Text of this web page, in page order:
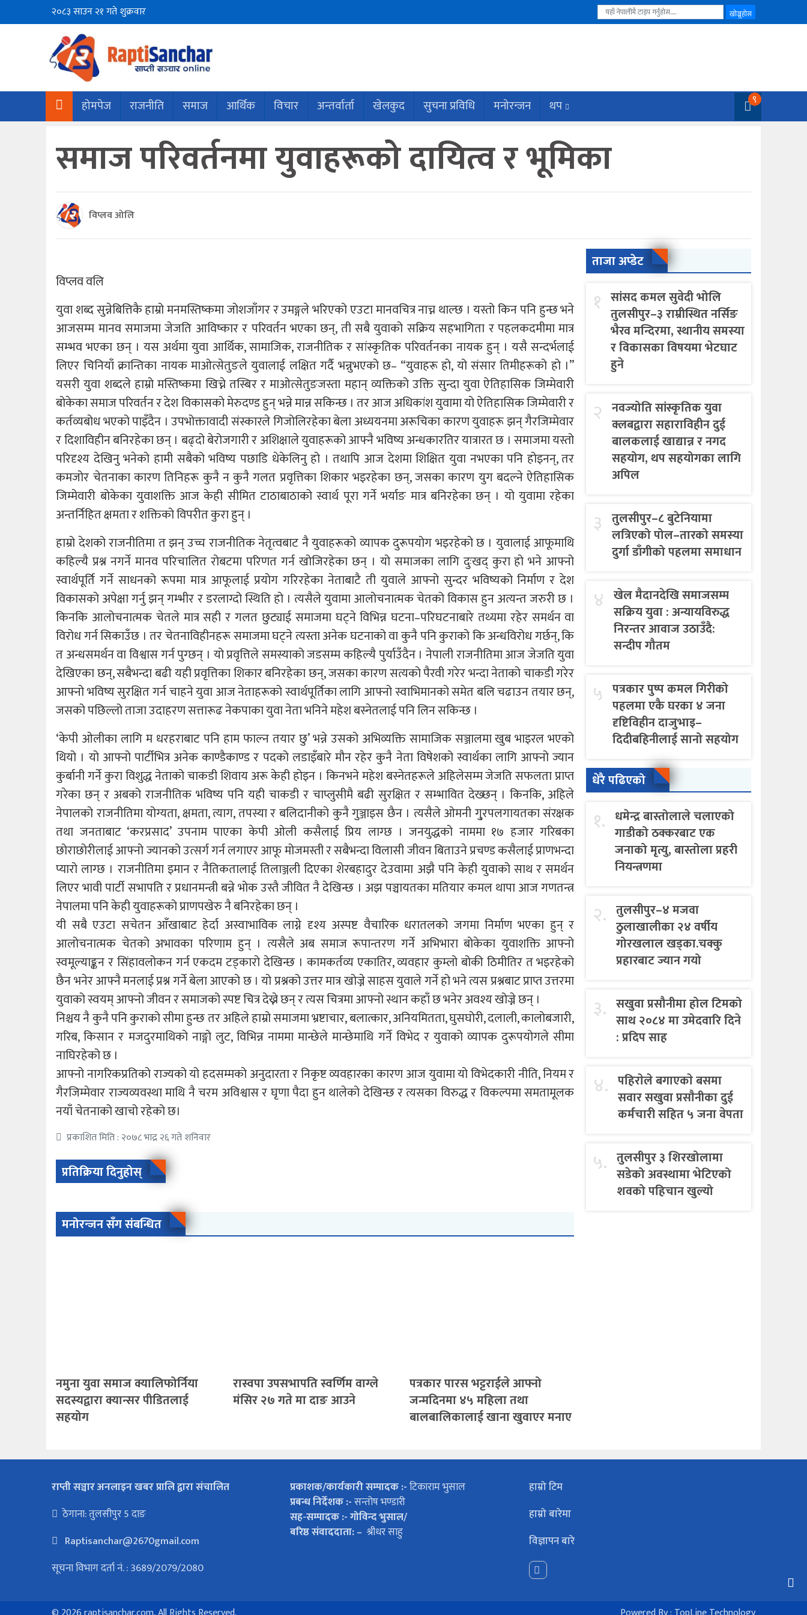
२०८३ साउन २१ गते शुक्रवार
होमपेज राजनीति समाज आर्थिक विचार अन्तर्वार्ता खेलकुद सुचना प्रविधि मनोरन्जन थप ९
समाज परिवर्तनमा युवाहरूको दायित्व र भूमिका
विप्लव ओलि
विप्लव वलि
युवा शब्द सुन्नेबित्तिकै हाम्रो मनमस्तिष्कमा जोशजाँगर र उमङ्गले भरिएको एउटा मानवचित्र नाच्न थाल्छ । यस्तो किन पनि हुन्छ भने
आजसम्म मानव समाजमा जेजति आविष्कार र परिवर्तन भएका छन्, ती सबै युवाको सक्रिय सहभागिता र पहलकदमीमा मात्र
सम्भव भएका छन् । यस अर्थमा युवा आर्थिक, सामाजिक, राजनीतिक र सांस्कृतिक परिवर्तनका नायक हुन् । यसै सन्दर्भलाई
लिएर चिनियाँ क्रान्तिका नायक माओत्सेतुङले युवालाई लक्षित गर्दै भन्नुभएको छ– “युवाहरू हो, यो संसार तिमीहरूको हो ।”
यसरी युवा शब्दले हाम्रो मस्तिष्कमा खिच्ने तस्बिर र माओत्सेतुङजस्ता महान् व्यक्तिको उक्ति सुन्दा युवा ऐतिहासिक जिम्मेवारी
बोकेका समाज परिवर्तन र देश विकासको मेरुदण्ड हुन् भन्ने मान्न सकिन्छ । तर आज अधिकांश युवामा यो ऐतिहासिक जिम्मेवारी र
कर्तव्यबोध भएको पाइँदैन । उपभोक्तावादी संस्कारले गिजोलिरहेका बेला अध्ययनमा अरूचिका कारण युवाहरू झन् गैरजिम्मेवार
र दिशाविहीन बनिरहेका छन् । बढ्दो बेरोजगारी र अशिक्षाले युवाहरूको आफ्नै भविष्य अन्धकारतिर यात्रारत छ । समाजमा यस्तो
परिदृश्य देखिनु भनेको हामी सबैको भविष्य पछाडि धेकेलिनु हो । तथापि आज देशमा शिक्षित युवा नभएका पनि होइनन्, तर
कमजोर चेतनाका कारण तिनिहरू कुनै न कुनै गलत प्रवृत्तिका शिकार भइरहेका छन्, जसका कारण युग बदल्ने ऐतिहासिक
जिम्मेवारी बोकेका युवाशक्ति आज केही सीमित टाठाबाठाको स्वार्थ पूरा गर्ने भर्याङ मात्र बनिरहेका छन् । यो युवामा रहेका
अन्तर्निहित क्षमता र शक्तिको विपरीत कुरा हुन् ।
हाम्रो देशको राजनीतिमा त झन् उच्च राजनीतिक नेतृत्वबाट नै युवाहरूको व्यापक दुरूपयोग भइरहेको छ । युवालाई आफूमाथि
कहिल्यै प्रश्न नगर्ने मानव परिचालित रोबटमा परिणत गर्न खोजिरहेका छन् । यो समाजका लागि दुःखद् कुरा हो भने आफ्नो
स्वार्थपूर्ति गर्ने साधनको रूपमा मात्र आफूलाई प्रयोग गरिरहेका नेताबाटै ती युवाले आफ्नो सुन्दर भविष्यको निर्माण र देश
विकासको अपेक्षा गर्नु झन् गम्भीर र डरलाग्दो स्थिति हो । त्यसैले युवामा आलोचनात्मक चेतको विकास हुन अत्यन्त जरुरी छ ।
किनकि आलोचनात्मक चेतले मात्र सही र गलत छुट्याई समाजमा घट्ने विभिन्न घटना–परिघटनाबारे तथ्यमा रहेर समर्थन वा
विरोध गर्न सिकाउँछ । तर चेतनाविहीनहरू समाजमा घट्ने त्यस्ता अनेक घटनाको वा कुनै पनि कुराको कि अन्धविरोध गर्छन्, कि
त अन्धसमर्थन वा विश्वास गर्न पुग्छन् । यो प्रवृत्तिले समस्याको जडसम्म कहिल्यै पुर्याउँदैन । नेपाली राजनीतिमा आज जेजति युवा
देखिएका छन्, सबैभन्दा बढी यही प्रवृत्तिका शिकार बनिरहेका छन्, जसका कारण सत्यको पैरवी गरेर भन्दा नेताको चाकडी गरेर
आफ्नो भविष्य सुरक्षित गर्न चाहने युवा आज नेताहरूको स्वार्थपूर्तिका लागि आफ्नो स्वाभिमानको समेत बलि चढाउन तयार छन्,
जसको पछिल्लो ताजा उदाहरण सत्तारूढ नेकपाका युवा नेता भनिने महेश बस्नेतलाई पनि लिन सकिन्छ ।
‘केपी ओलीका लागि म धरहराबाट पनि हाम फाल्न तयार छु’ भन्ने उसको अभिव्यक्ति सामाजिक सञ्जालमा खुब भाइरल भएको
थियो । यो आफ्नो पार्टीभित्र अनेक काण्डैकाण्ड र पदको लडाइँबारे मौन रहेर कुनै नेता विषेशको स्वार्थका लागि आफ्नो ज्यान
कुर्बानी गर्ने कुरा विशुद्ध नेताको चाकडी शिवाय अरू केही होइन । किनभने महेश बस्नेतहरूले अहिलेसम्म जेजति सफलता प्राप्त
गरेका छन् र अबको राजनीतिक भविष्य पनि यही चाकडी र चाप्लुसीमै बढी सुरक्षित र सम्भावित देख्छन् । किनकि, अहिले
नेपालको राजनीतिमा योग्यता, क्षमता, त्याग, तपस्या र बलिदानीको कुनै गुञ्जाइस छैन । त्यसैले ओमनी गु्रपलगायतका संरक्षक
तथा जनताबाट ‘करप्रसाद’ उपनाम पाएका केपी ओली कसैलाई प्रिय लाग्छ । जनयुद्धको नाममा १७ हजार गरिबका
छोराछोरीलाई आफ्नो ज्यानको उत्सर्ग गर्न लगाएर आफू मोजमस्ती र सबैभन्दा विलासी जीवन बिताउने प्रचण्ड कसैलाई प्राणभन्दा
प्यारो लाग्छ । राजनीतिमा इमान र नैतिकतालाई तिलाञ्जली दिएका शेरबहादुर देउवामा अझै पनि केही युवाको साथ र समर्थन
लिएर भावी पार्टी सभापति र प्रधानमन्त्री बन्ने भोक उस्तै जीवित नै देखिन्छ । अझ पञ्चायतका मतियार कमल थापा आज गणतन्त्र
नेपालमा पनि केही युवाहरूको प्राणपखेरु नै बनिरहेका छन् ।
यी सबै एउटा सचेतन आँखाबाट हेर्दा अस्वाभाविक लाग्ने दृश्य अस्पष्ट वैचारिक धरातलको जगमा निर्माण भएका हुन् र
आलोचनात्मक चेतको अभावका परिणाम हुन् । त्यसैले अब समाज रूपान्तरण गर्ने अभिभारा बोकेका युवाशक्ति आफ्नो
स्वमूल्याङ्कन र सिंहावलोकन गर्न एकदम टड्कारो देखिन्छ । कामकर्तव्य एकातिर, व्यवहार कुम्लो बोकी ठिमीतिर त भइरहेको
छैन भनेर आफ्नै मनलाई प्रश्न गर्ने बेला आएको छ । यो प्रश्नको उत्तर मात्र खोज्ने साहस युवाले गर्ने हो भने त्यस प्रश्नबाट प्राप्त उत्तरमा
युवाको स्वयम् आफ्नो जीवन र समाजको स्पष्ट चित्र देख्ने छन् र त्यस चित्रमा आफ्नो स्थान कहाँ छ भनेर अवश्य खोज्ने छन् ।
निश्चय नै कुनै पनि कुराको सीमा हुन्छ तर अहिले हाम्रो समाजमा भ्रष्टाचार, बलात्कार, अनियमितता, घुसघोरी, दलाली, कालोबजारी,
गरिब, किसान र मजदुरमाथिको नाङ्गो लुट, विभिन्न नाममा मान्छेले मान्छेमाथि गर्ने विभेद र युवाको व्यापक दुरूपयोगले सीमा
नाघिरहेको छ ।
आफ्नो नागरिकप्रतिको राज्यको यो हदसम्मको अनुदारता र निकृष्ट व्यवहारका कारण आज युवामा यो विभेदकारी नीति, नियम र
गैरजिम्मेवार राज्यव्यवस्था माथि नै चरम अविश्वास र घृणा पैदा हुन थालेको देखिन्छ र त्यसका विरुद्ध र विकल्पमा समतामूलक
नयाँ चेतनाको खाचो रहेको छ।
प्रकाशित मिति : २०७८ भाद्र २६ गते शनिवार
प्रतिक्रिया दिनुहोस्
मनोरन्जन सँग संबन्धित
नमुना युवा समाज क्यालिफोर्निया
सदस्यद्वारा क्यान्सर पीडितलाई
सहयोग
रास्वपा उपसभापति स्वर्णिम वाग्ले
मंसिर २७ गते मा दाङ आउने
पत्रकार पारस भट्टराईले आफ्नो
जन्मदिनमा ४५ महिला तथा
बालबालिकालाई खाना खुवाएर मनाए
ताजा अप्डेट
१ सांसद कमल सुवेदी भोलि
तुलसीपुर–३ राम्रीस्थित नर्सिङ
भैरव मन्दिरमा, स्थानीय समस्या
र विकासका विषयमा भेटघाट
हुने
२ नवज्योति सांस्कृतिक युवा
क्लबद्वारा सहाराविहीन दुई
बालकलाई खाद्यान्न र नगद
सहयोग, थप सहयोगका लागि
अपिल
३ तुलसीपुर–८ बुटेनियामा
लत्रिएको पोल–तारको समस्या
दुर्गा डाँगीको पहलमा समाधान
४ खेल मैदानदेखि समाजसम्म
सक्रिय युवा : अन्यायविरुद्ध
निरन्तर आवाज उठाउँदै:
सन्दीप गौतम
५ पत्रकार पुष्प कमल गिरीको
पहलमा एकै घरका ४ जना
दृष्टिविहीन दाजुभाइ–
दिदीबहिनीलाई सानो सहयोग
धेरै पढिएको
१. धमेन्द्र बास्तोलाले चलाएको
गाडीको ठक्करबाट एक
जनाको मृत्यु, बास्तोला प्रहरी
नियन्त्रणमा
२. तुलसीपुर–४ मजवा
ठुलाखालीका २४ वर्षीय
गोरखलाल खड्का.चक्कु
प्रहारबाट ज्यान गयो
३. सखुवा प्रसौनीमा होल टिमको
साथ २०८४ मा उमेदवारि दिने
: प्रदिप साह
४. पहिराेले बगाएकाे बसमा
सवार सखुवा प्रसाैनीका दुई
कर्मचारी सहित ५ जना वेपता
५. तुलसीपुर ३ शिरखोलामा
सडेको अवस्थामा भेटिएको
शवको पहिचान खुल्यो
राप्ती सञ्चार अनलाइन खबर प्रालि द्वारा संचालित
ठेगाना: तुलसीपुर 5 दाङ
Raptisanchar@2670gmail.com
सूचना विभाग दर्ता नं. : 3689/2079/2080
प्रकाशक/कार्यकारी सम्पादक :-टिकाराम भुसाल
प्रबन्ध निर्देशक :-सन्तोष भण्डारी
सह-सम्पादक :- गोविन्द भुसाल/
बरिष्ठ संवाददाता: – श्रीधर साहु
हाम्रो टिम
हाम्रो बारेमा
विज्ञापन बारे